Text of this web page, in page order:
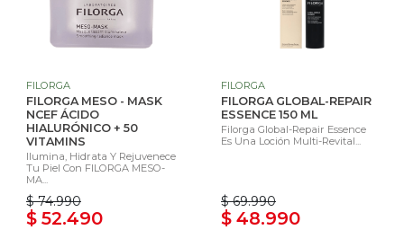
FILORGA
FILORGA MESO - MASK
NCEF ÁCIDO
HIALURÓNICO + 50
VITAMINS
Ilumina, Hidrata Y Rejuvenece
Tu Piel Con FILORGA MESO-
MA...
$ 74.990
$ 52.490
FILORGA
FILORGA GLOBAL-REPAIR
ESSENCE 150 ML
Filorga Global-Repair Essence
Es Una Loción Multi-Revital...
$ 69.990
$ 48.990